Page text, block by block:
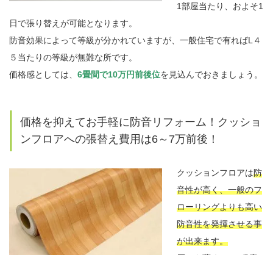
1部屋当たり、およそ1
日で張り替えが可能となります。
防音効果によって等級が分かれていますが、一般住宅で有ればL４
５当たりの等級が無難な所です。
価格感としては、 6畳間で10万円前後位を見込んでおきましょう。
価格を抑えてお手軽に防音リフォーム！クッショ
ンフロアへの張替え費用は6～7万前後！
クッションフロアは防
音性が高く、一般のフ
ローリングよりも高い
防音性を発揮させる事
が出来ます。